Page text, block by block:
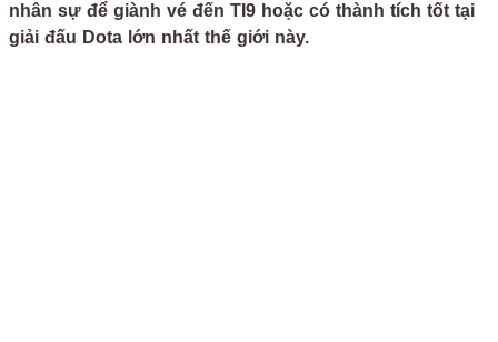
nhân sự để giành vé đến TI9 hoặc có thành tích tốt tại
giải đấu Dota lớn nhất thế giới này.